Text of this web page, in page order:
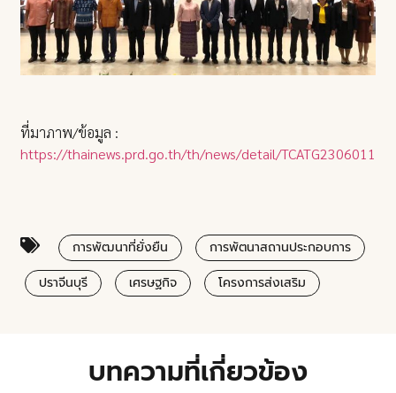
ที่มาภาพ/ข้อมูล :
https://thainews.prd.go.th/th/news/detail/
การพัฒนาที่ยั่งยืน
การพัตนาสถานประกอบการ
ปราจีนบุรี
เศรษฐกิจ โครงการส่งเสริม
บทความที่เกี่ยวข้อง